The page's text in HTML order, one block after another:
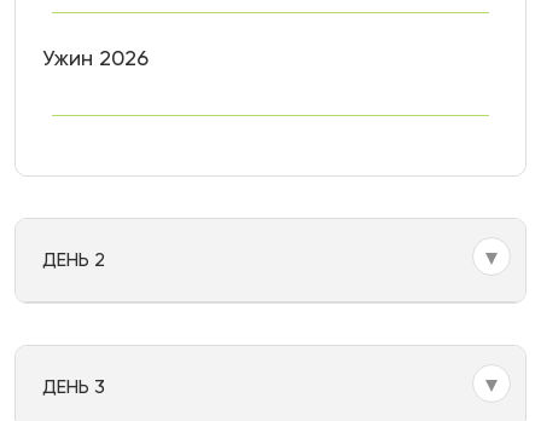
Ужин 2026
ДЕНЬ 2
ДЕНЬ 3